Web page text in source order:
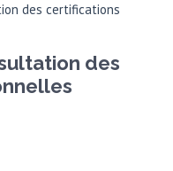
des certifications
des